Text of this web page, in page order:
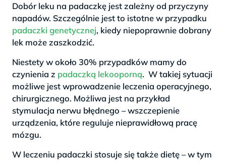
Dobór leku na padaczkę jest zależny od przyczyny
napadów. Szczególnie jest to istotne w przypadku
padaczki genetycznej, kiedy niepoprawnie dobrany
lek może zaszkodzić.
Niestety w około 30% przypadków mamy do
czynienia z padaczką lekooporną. W takiej sytuacji
możliwe jest wprowadzenie leczenia operacyjnego,
chirurgicznego. Możliwa jest na przykład
stymulacja nerwu błędnego – wszczepienie
urządzenia, które reguluje nieprawidłową pracę
mózgu.
W leczeniu padaczki stosuje się także dietę – w tym